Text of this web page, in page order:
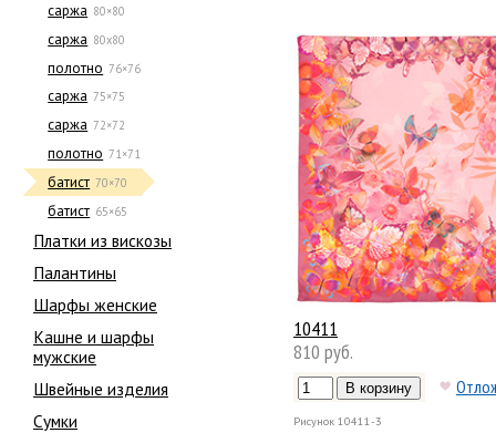
саржа 80×80
саржа 80х80
полотно 76×76
саржа 75×75
саржа 72×72
полотно 71×71
батист 70×70
батист 65×65
Платки из вискозы
Палантины
Шарфы женские
Кашне и шарфы
мужские
Швейные изделия
Сумки
10411
810 руб.
Рисунок 10411-3